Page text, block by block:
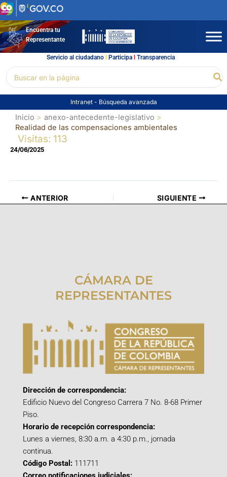
Ir
al
contenidoEncuentra tu
Representante
Servicio al ciudadano l Participal Transparencia
por:
Intranet - Búsqueda avanzada
Inicio
anexo-antecedente-legislativo
Realidad de las compensaciones ambientales
Visitas: 113
24/06/2025
ANTERIOR SIGUIENTE
CÁMARA DE
REPRESENTANTES
Dirección de correspondencia:
Edificio Nuevo del Congreso Carrera 7 No. 8-68 Primer
Piso.
Horario de recepción correspondencia:
Lunes a viernes, 8:30 a.m. a 4:30 p.m., jornada
continua.
Código Postal: 111711